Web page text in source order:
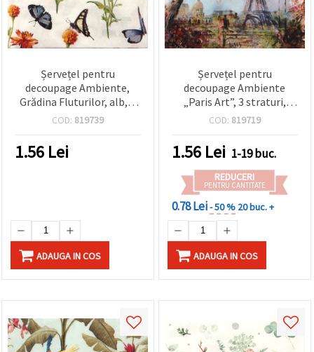
Șervețel pentru
decoupage Ambiente,
Grădina Fluturilor, alb, 3
straturi, 33x33 cm - 1
COD: 819739
1.56 Lei
ADAUGA IN COS
Șervețel pentru
decoupage Ambiente
„Paris Art”, 3 straturi,
33x33 cm – 1 bucată
COD: 819719
1.56 Lei 1-19 buc.
REDUCERI
PENTRU CANTITATE
0.78 Lei- 50 % 20 buc. +
ADAUGA IN COS